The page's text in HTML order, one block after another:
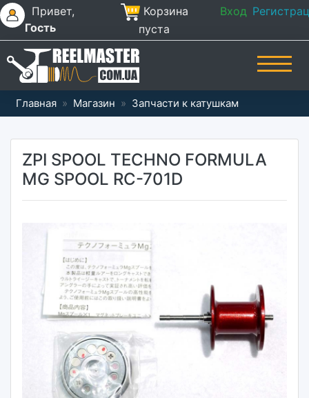
Привет,
Гость
Корзина
пуста
Вход
Главная » Магазин » Запчасти к катушкам
ZPI SPOOL TECHNO FORMULA
MG SPOOL RC-701D